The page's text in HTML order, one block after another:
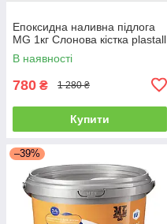
Епоксидна наливна підлога
MG 1кг Слонова кістка plastall
В наявності
780 ₴ 1 280 ₴
Купити
–39%